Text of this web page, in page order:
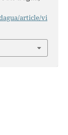
article/vi